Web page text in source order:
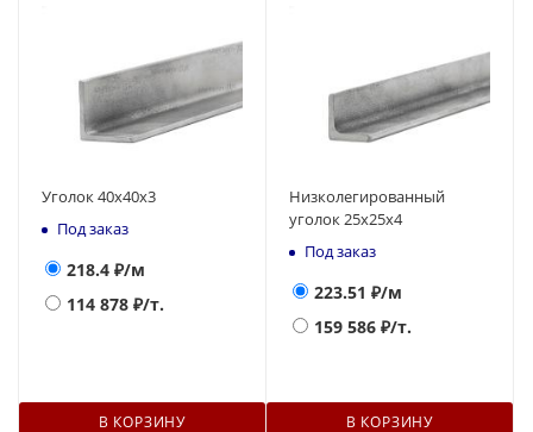
Уголок 40х40х3
Под заказ
218.4 ₽/м
114 878 ₽/т.
В КОРЗИНУ
Низколегированный
уголок 25х25х4
Под заказ
223.51 ₽/м
159 586 ₽/т.
В КОРЗИНУ